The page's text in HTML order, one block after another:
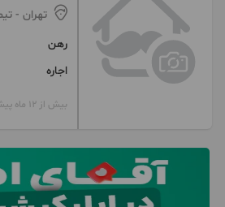
تهران -
رهن
اجاره
بیش از 12 ماه پیش